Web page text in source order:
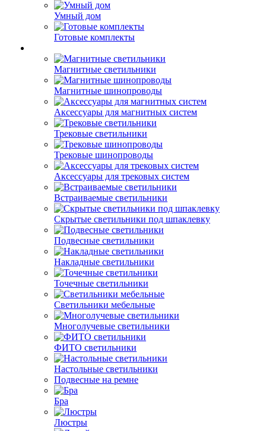
Умный дом
Готовые комплекты
Магнитные светильники
Магнитные шинопроводы
Аксессуары для магнитных систем
Трековые светильники
Трековые шинопроводы
Аксессуары для трековых систем
Встраиваемые светильники
Скрытые светильники под шпаклевку
Подвесные светильники
Накладные светильники
Точечные светильники
Светильники мебельные
Многолучевые светильники
ФИТО светильники
Настольные светильники
Подвесные на ремне
Бра
Люстры